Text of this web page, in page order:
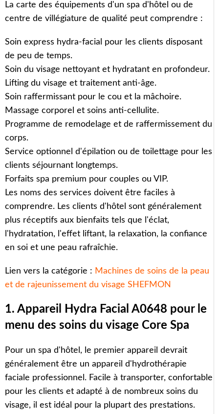
La carte des équipements d'un spa d'hôtel ou de
centre de villégiature de qualité peut comprendre :
Soin express hydra-facial pour les clients disposant
de peu de temps.
Soin du visage nettoyant et hydratant en profondeur.
Lifting du visage et traitement anti-âge.
Soin raffermissant pour le cou et la mâchoire.
Massage corporel et soins anti-cellulite.
Programme de remodelage et de raffermissement du
corps.
Service optionnel d'épilation ou de toilettage pour les
clients séjournant longtemps.
Forfaits spa premium pour couples ou VIP.
Les noms des services doivent être faciles à
comprendre. Les clients d'hôtel sont généralement
plus réceptifs aux bienfaits tels que l'éclat,
l'hydratation, l'effet liftant, la relaxation, la confiance
en soi et une peau rafraîchie.
Lien vers la catégorie : Machines de soins de la peau
et de rajeunissement du visage SHEFMON
1. Appareil Hydra Facial A0648 pour le
menu des soins du visage Core Spa
Pour un spa d'hôtel, le premier appareil devrait
généralement être un appareil d'hydrothérapie
faciale professionnel. Facile à transporter, confortable
pour les clients et adapté à de nombreux soins du
visage, il est idéal pour la plupart des prestations.